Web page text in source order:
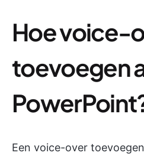
Hoe voice-
toevoegen
Een voice-over